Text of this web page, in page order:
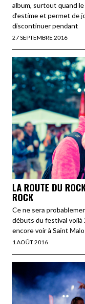
album, surtout quand
d’estime et permet de
discontinuer pendant
27 SEPTEMBRE 2016
LA ROUTE DU
ROCK
Ce ne sera
débuts du festival voilà
encore voir à Saint
1 AOÛT 2016